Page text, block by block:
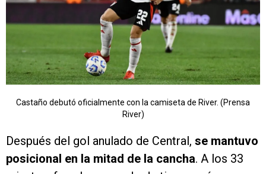
Castaño debutó oficialmente con la camiseta de River. (Prensa
River)
Después del gol anulado de Central, se mantuvo
posicional en la mitad de la cancha. A los 33